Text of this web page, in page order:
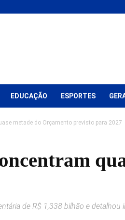
EDUCAÇÃO ESPORTES
metade do Orçamento previsto para 2027
de R$ 1,338 bilhão e